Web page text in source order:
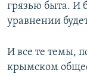
грязью быта. И
уравнении
И все те темы,
крымском